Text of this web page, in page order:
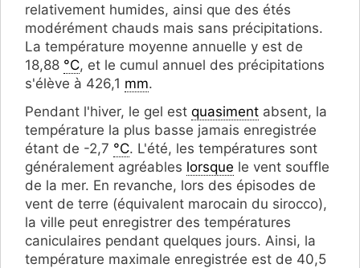
relativement humides, ainsi que des étés
modérément chauds mais sans précipitations.
La température moyenne annuelle y est de
18,88 °C, et le cumul annuel des précipitations
s'élève à 426,1 mm.
Pendant l'hiver, le gel est quasiment absent, la
température la plus basse jamais enregistrée
étant de -2,7 °C. L'été, les températures sont
généralement agréables lorsque le vent souffle
de la mer. En revanche, lors des épisodes de
vent de terre (équivalent marocain du sirocco),
la ville peut enregistrer des températures
caniculaires pendant quelques jours. Ainsi, la
température maximale enregistrée est de 40,5